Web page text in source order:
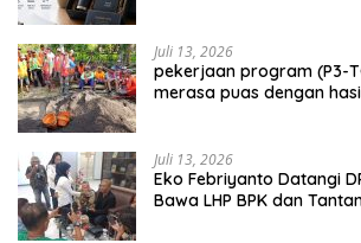
Juli 13, 2026
pekerjaan program (P3-
merasa puas dengan
Juli 13, 2026
Eko Febriyanto Datangi
Bawa LHP BPK dan